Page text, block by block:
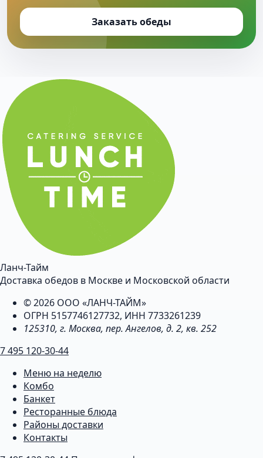
Заказать обеды
Ланч-Тайм
Доставка обедов в Москве и Московской области
© 2026 ООО «ЛАНЧ-ТАЙМ»
ОГРН 5157746127732, ИНН 7733261239
125310, г. Москва, пер. Ангелов, д. 2, кв. 252
7 495 120-30-44
Меню на неделю
Комбо
Банкет
Ресторанные блюда
Районы доставки
Контакты